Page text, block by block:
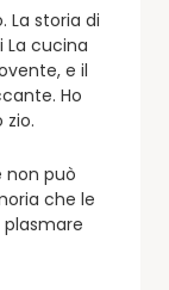
La storia di
La cucina
e il
Ho
zio.
non può
che le